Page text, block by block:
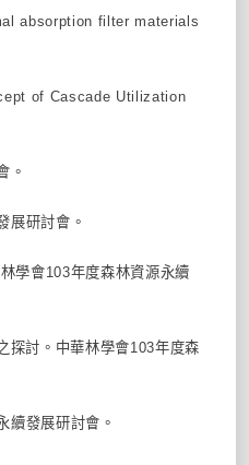
absorption filter materials
of Cascade Utilization
。
展研討會。
學會103年度森林資源永續
探討。中華林學會103年度森
續發展研討會。